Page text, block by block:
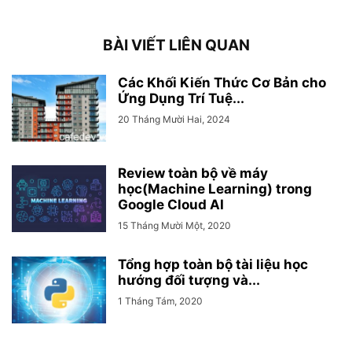
BÀI VIẾT LIÊN QUAN
Các Khối Kiến Thức Cơ Bản cho
Ứng Dụng Trí Tuệ...
20 Tháng Mười Hai, 2024
Review toàn bộ về máy
học(Machine Learning) trong
Google Cloud AI
15 Tháng Mười Một, 2020
Tổng hợp toàn bộ tài liệu học
hướng đối tượng và...
1 Tháng Tám, 2020